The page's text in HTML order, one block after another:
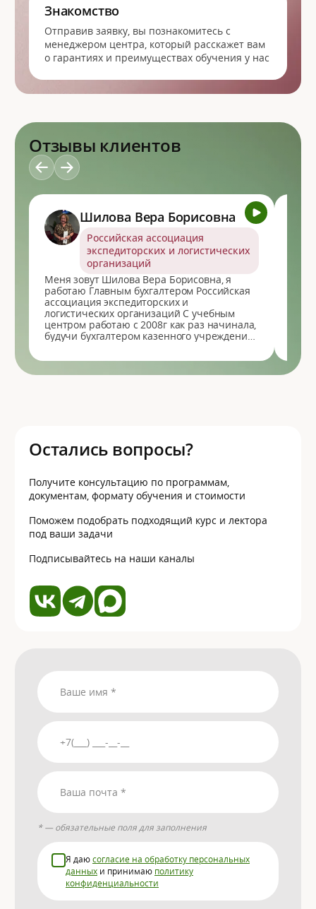
Знакомство
Отправив заявку, вы познакомитесь с
менеджером центра, который расскажет вам
о гарантиях и преимуществах обучения у нас
Отзывы клиентов
Шилова Вера Борисовна
Российская ассоциация
экспедиторских и логистических
организаций
Меня зовут Шилова Вера Борисовна, я
работаю Главным бухгалтером Российская
ассоциация экспедиторских и
логистических организаций С учебным
центром работаю с 2008г как раз начинала,
будучи бухгалтером казенного учреждения,
мероприятий, всегда могу получить знания
Остались вопросы?
Получите консультацию по программам,
документам, формату обучения и стоимости
Поможем подобрать подходящий курс и лектора
под ваши задачи
Подписывайтесь на наши каналы
* — обязательные поля для заполнения
Я даюсогласие на обработку персональных
данных и принимаю политику
конфиденциальности